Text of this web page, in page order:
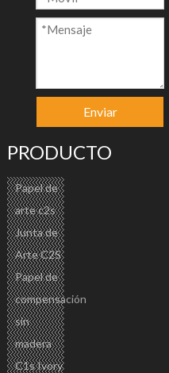
Enviar
PRODUCTO
Papel de
arte c2s
Junta de
Arte C2S
Papel de
compensación
sin
madera
C1s Ivory